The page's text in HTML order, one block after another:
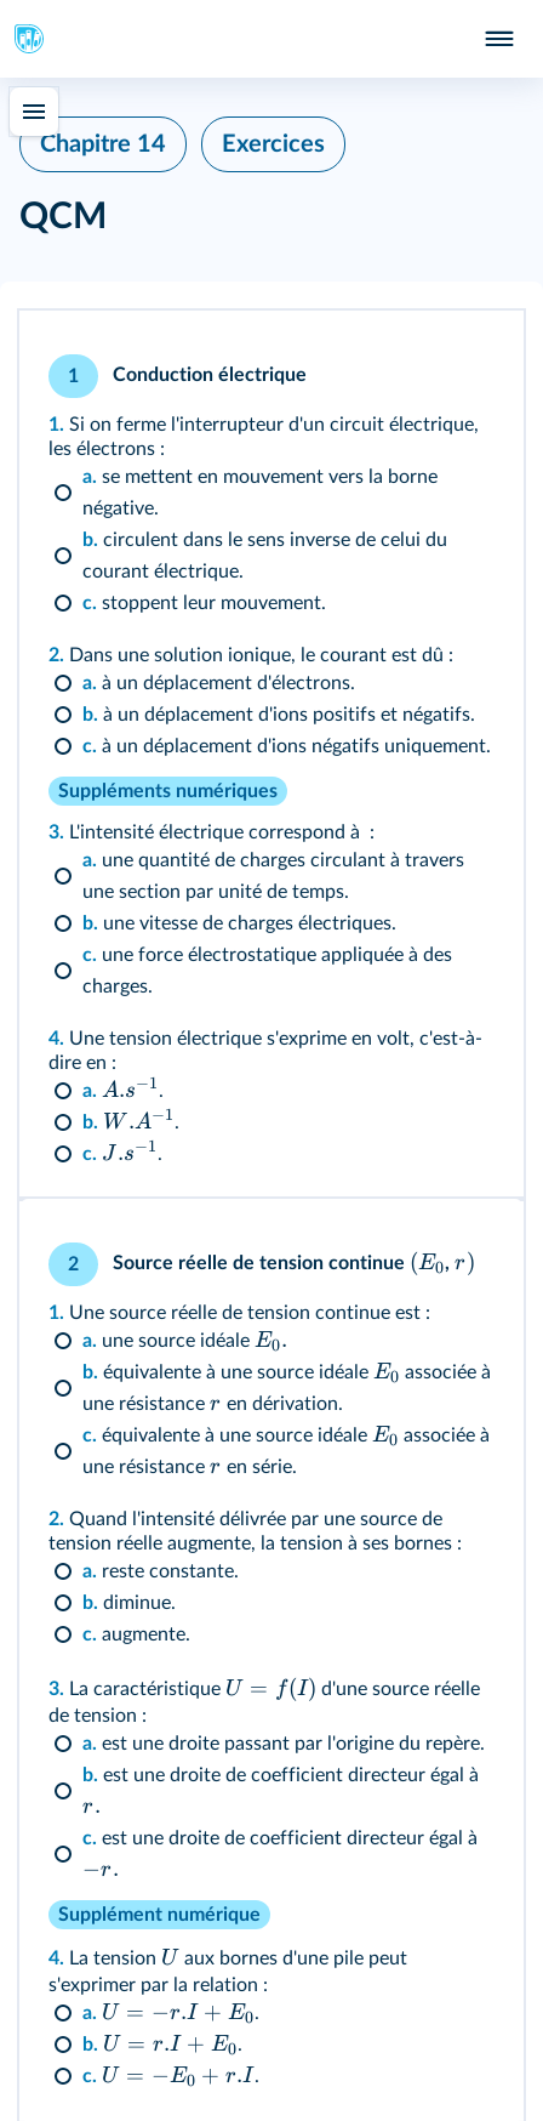
Chapitre 14 Exercices
QCM
1 Conduction électrique
1. Si on ferme l'interrupteur d'un circuit électrique,
les électrons :
a. se mettent en mouvement vers la borne
négative.
b. circulent dans le sens inverse de celui du
courant électrique.
c. stoppent leur mouvement.
2. Dans une solution ionique, le courant est dû :
a. à un déplacement d'électrons.
b. à un déplacement d'ions positifs et négatifs.
c. à un déplacement d'ions négatifs uniquement.
Suppléments numériques
3. L'intensité électrique correspond à :
a. une quantité de charges circulant à travers
une section par unité de temps.
b. une vitesse de charges électriques.
c. une force électrostatique appliquée à des
charges.
4. Une tension électrique s'exprime en volt, c'est-à-
dire en :
a. A.s−1.
b. W .A−1.
c. J.s−1.
2 Source réelle de tension continue (E0,r)
1. Une source réelle de tension continue est :
a. une source idéale E0.
b. équivalente à une source idéale E0 associée à
une résistance r en dérivation.
c. équivalente à une source idéale E0 associée à
une résistance r en série.
2. Quand l'intensité délivrée par une source de
tension réelle augmente, la tension à ses bornes :
a. reste constante.
b. diminue.
c. augmente.
3. La caractéristique U = f(I) d'une source réelle
de tension :
a. est une droite passant par l'origine du repère.
b. est une droite de coefficient directeur égal à
r.
c. est une droite de coefficient directeur égal à
−r.
Supplément numérique
4. La tension U aux bornes d'une pile peut
s'exprimer par la relation :
a. U = −r.I + E0.
b. U = r.I + E0.
c. U = −E0 + r.I.